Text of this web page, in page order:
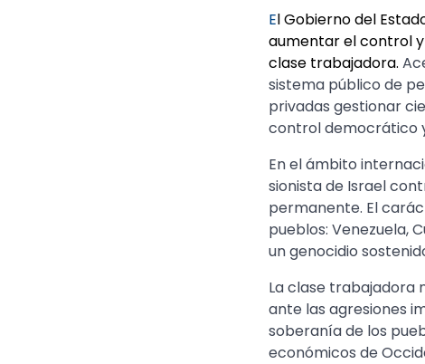
El Gobierno del
aumentar el control
clase trabajadora.
sistema público de
privadas gestionar
control democrático
En el ámbito
sionista de Israel
permanente. El
pueblos: Venezuela,
un genocidio
La clase trabajadora
ante las agresiones
soberanía de los
económicos de